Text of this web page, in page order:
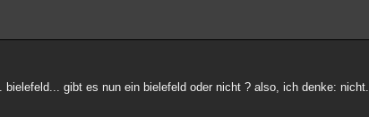
gibt es nun ein bielefeld oder nicht ? also, ich denke: nicht.